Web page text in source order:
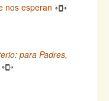
nos esperan
para Padres,